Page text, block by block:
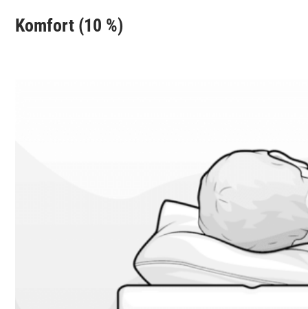
Komfort (10 %)